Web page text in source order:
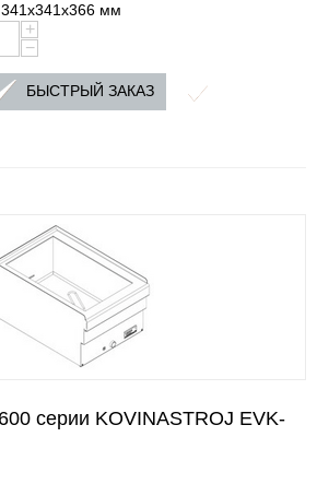
мм
+
−
БЫСТРЫЙ ЗАКАЗ
серии KOVINASTROJ EVK-